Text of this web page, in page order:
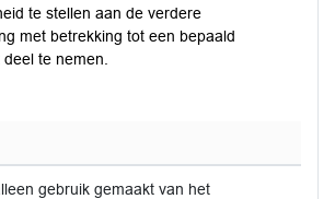
te stellen aan de verdere
met betrekking tot een bepaald
te nemen.
gebruik gemaakt van het